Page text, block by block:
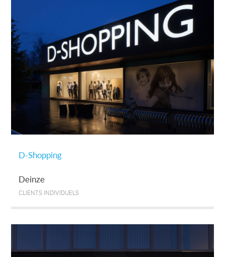
D-Shopping
Deinze
CLIENTS INDIVIDUELS